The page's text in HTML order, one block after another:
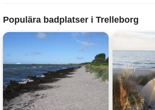
Populära badplatser i Trelleborg